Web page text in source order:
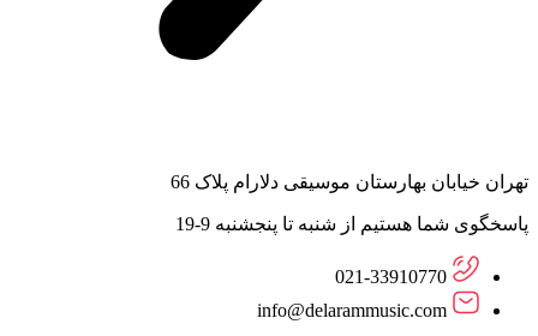
تهران خیابان بهارستان موسیقی دلارام پلاک 66
پاسخگوی شما هستیم از شنبه تا پنجشنبه 9-19
021-33910770
info@delarammusic.com